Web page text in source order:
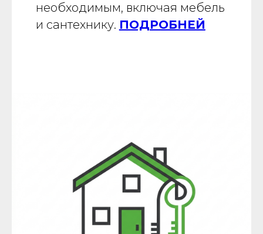
необходимым, включая мебель
и сантехнику. ПОДРОБНЕЙ